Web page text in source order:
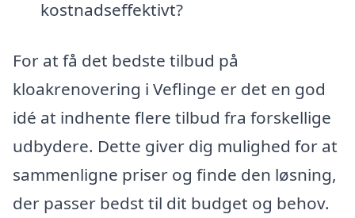
kostnadseffektivt?
For at få det bedste tilbud på
kloakrenovering i Veflinge er det en god
idé at indhente flere tilbud fra forskellige
udbydere. Dette giver dig mulighed for at
sammenligne priser og finde den løsning,
der passer bedst til dit budget og behov.